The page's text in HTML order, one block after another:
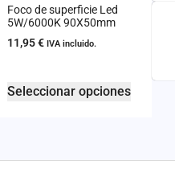
Foco de superficie Led
5W/6000K 90X50mm
11,95€ IVA incluido.
Seleccionar opciones